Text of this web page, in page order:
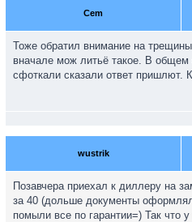
Cem
Тоже обратил внимание на
вначале мож литьё такое. В общем
сфоткали сказали ответ пришлют.
wustrik
Позавчера приехал к диллеру на
за 40 (дольше документы
помыли все по гарантии=) Так что